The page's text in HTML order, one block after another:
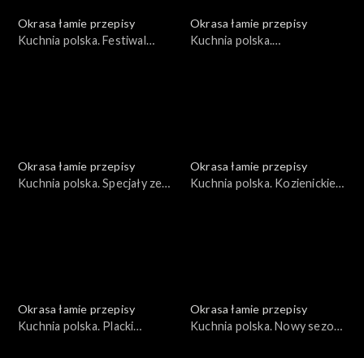
Okrasa łamie przepisy
Kuchnia polska. Festiwal
Okrasa łamie przepisy
Kuchnia polska.
Okrasa łamie przepisy
Kuchnia polska. Specjały ze
Okrasa łamie przepisy
Kuchnia polska. Kozienickie
Okrasa łamie przepisy
Kuchnia polska. Placki
Okrasa łamie przepisy
Kuchnia polska. Nowy sezon